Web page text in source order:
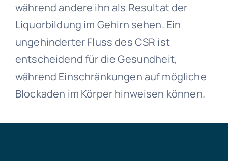
während andere ihn als Resultat der
Liquorbildung im Gehirn sehen. Ein
ungehinderter Fluss des CSR ist
entscheidend für die Gesundheit,
während Einschränkungen auf mögliche
Blockaden im Körper hinweisen können.